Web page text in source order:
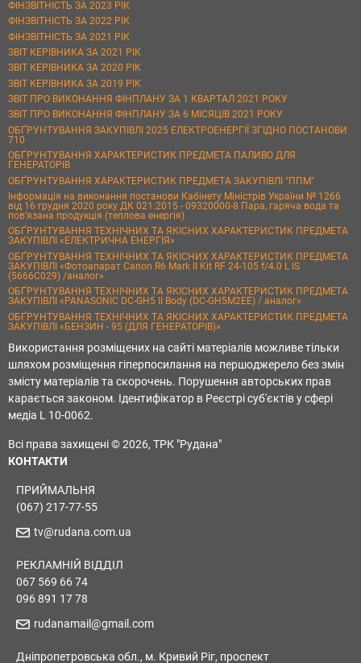
ФІНЗВІТНІСТЬ ЗА 2023 РІК
ФІНЗВІТНІСТЬ ЗА 2022 РІК
ФІНЗВІТНІСТЬ ЗА 2021 РІК
ЗВІТ КЕРІВНИКА ЗА 2021 РІК
ЗВІТ КЕРІВНИКА ЗА 2020 РІК
ЗВІТ КЕРІВНИКА ЗА 2019 РІК
ЗВІТ ПРО ВИКОНАННЯ ФІНПЛАНУ ЗА 1 КВАРТАЛ 2021 РОКУ
ЗВІТ ПРО ВИКОНАННЯ ФІНПЛАНУ ЗА 6 МІСЯЦІВ 2021 РОКУ
ОБҐРУНТУВАННЯ ЗАКУПІВЛІ 2025 ЕЛЕКТРОЕНЕРГІЇ ЗГІДНО ПОСТАНОВИ
710
ОБҐРУНТУВАННЯ ХАРАКТЕРИСТИК ПРЕДМЕТА ПАЛИВО ДЛЯ
ГЕНЕРАТОРІВ
ОБҐРУНТУВАННЯ ХАРАКТЕРИСТИК ПРЕДМЕТА ЗАКУПІВЛІ "ППМ"
Інформація на виконання постанови Кабінету Міністрів України № 1266
від 16 грудня 2020 року ДК 021:2015 - 09320000-8 Пара, гаряча вода та
пов’язана продукція (теплова енергія)
ОБҐРУНТУВАННЯ ТЕХНІЧНИХ ТА ЯКІСНИХ ХАРАКТЕРИСТИК ПРЕДМЕТА
ЗАКУПІВЛІ «ЕЛЕКТРИЧНА ЕНЕРГІЯ»
ОБҐРУНТУВАННЯ ТЕХНІЧНИХ ТА ЯКІСНИХ ХАРАКТЕРИСТИК ПРЕДМЕТА
ЗАКУПІВЛІ «Фотоапарат Canon R6 Mark II Kit RF 24-105 f/4.0 L IS
(5666C029) /аналог»
ОБҐРУНТУВАННЯ ТЕХНІЧНИХ ТА ЯКІСНИХ ХАРАКТЕРИСТИК ПРЕДМЕТА
ЗАКУПІВЛІ «PANASONIC DC-GH5 II Body (DC-GH5M2EE) / аналог»
ОБҐРУНТУВАННЯ ТЕХНІЧНИХ ТА ЯКІСНИХ ХАРАКТЕРИСТИК ПРЕДМЕТА
ЗАКУПІВЛІ «БЕНЗИН - 95 (ДЛЯ ГЕНЕРАТОРІВ)»
Використання розміщених на сайті матеріалів можливе тільки
шляхом розміщення гіперпосилання на першоджерело без змін
змісту матеріалів та скорочень. Порушення авторських прав
карається законом. Ідентифікатор в Реєстрі суб'єктів у сфері
медіа L 10-0062.
Всі права захищені © 2026, ТРК "Рудана"
КОНТАКТИ
ПРИЙМАЛЬНЯ
(067) 217-77-55
tv@rudana.com.ua
РЕКЛАМНІЙ ВІДДІЛ
067 569 66 74
096 891 17 78
rudanamail@gmail.com
Дніпропетровська обл., м. Кривий Ріг, проспект